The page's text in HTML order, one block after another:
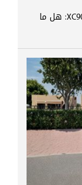
تجربة فولفو XC90 B5 Ultra Black Edition 2026: هل ما